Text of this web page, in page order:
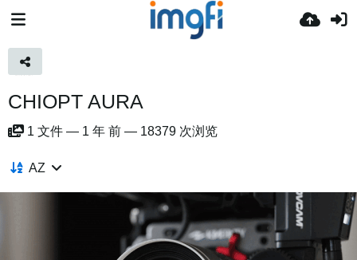
CHIOPT AURA
1 文件 — 1 年 前 — 18379 次浏览
AZ